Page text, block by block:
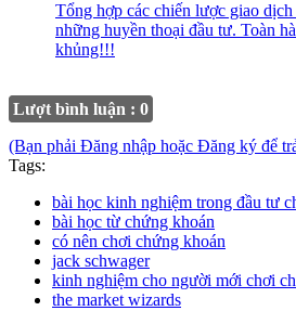
Tổng hợp các chiến lược giao dịch
những huyền thoại đầu tư. Toàn
khủng!!!
Lượt bình luận : 0
(Bạn phải Đăng nhập hoặc Đăng ký để
Tags:
bài học kinh nghiệm trong đầu tư
bài học từ chứng khoán
có nên chơi chứng khoán
jack schwager
kinh nghiệm cho người mới chơi
the market wizards